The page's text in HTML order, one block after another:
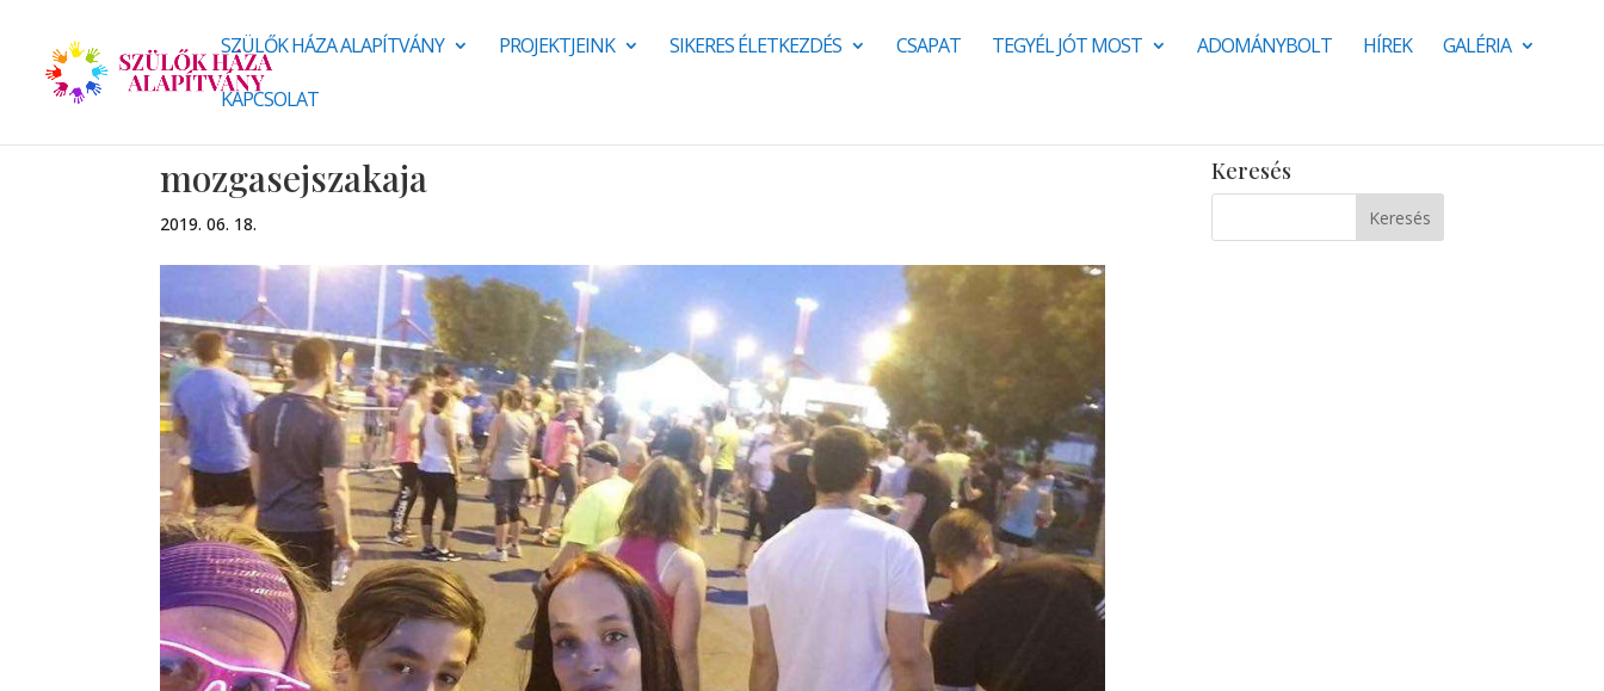
SZÜLŐK HÁZA ALAPÍTVÁNY PROJEKTJEINK SIKERES ÉLETKEZDÉS CSAPAT TEGYÉL JÓT MOST ADOMÁNYBOLT HÍREK GALÉRIA
KAPCSOLAT
mozgasejszakaja
2019. 06. 18.
Keresés